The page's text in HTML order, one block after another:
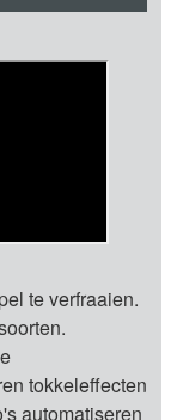
te verfraaien.
tokkeleffecten
automatiseren